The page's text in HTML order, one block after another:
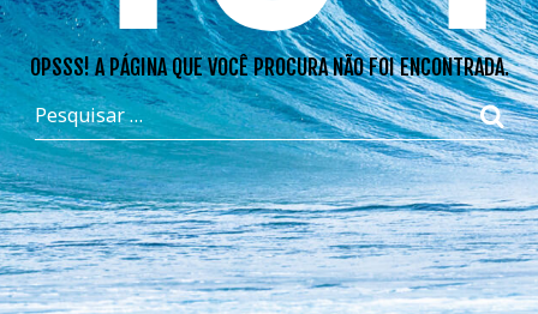
OPSSS! A PÁGINA QUE VOCÊ PROCURA NÃO FOI ENCONTRADA.